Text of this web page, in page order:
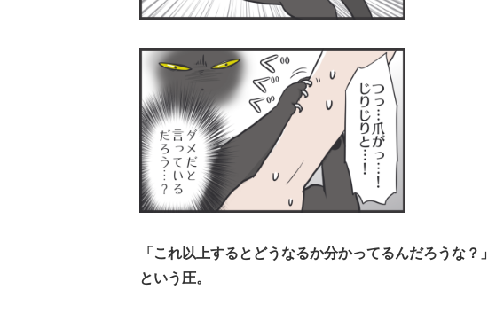
「これ以上するとどうなるか分かってるんだろうな？」
という圧。